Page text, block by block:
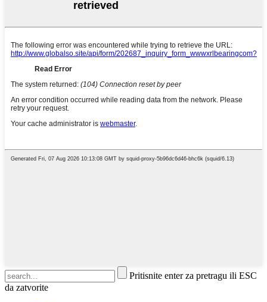
Pritisnite enter za pretragu ili ESC
da zatvorite